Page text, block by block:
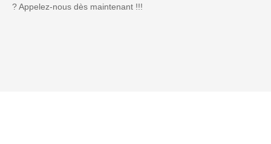
? Appelez-nous dès maintenant !!!